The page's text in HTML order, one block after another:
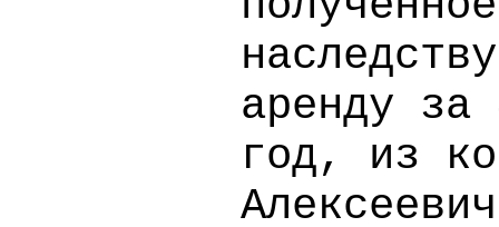
аренду
год, из